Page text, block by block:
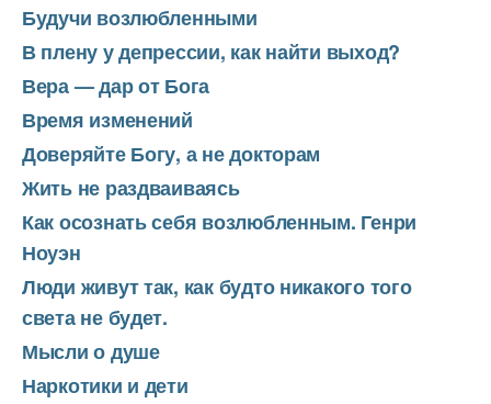
Будучи возлюбленными
В плену у депрессии, как найти выход?
Вера — дар от Бога
Время изменений
Доверяйте Богу, а не докторам
Жить не раздваиваясь
Как осознать себя возлюбленным. Генри
Ноуэн
Люди живут так, как будто никакого того
света не будет.
Мысли о душе
Наркотики и дети